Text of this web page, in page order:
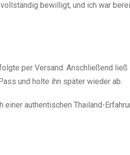
bewilligt, und ich war
per Versand. Anschließend ließ
und holte ihn später wieder ab.
authentischen Thailand-